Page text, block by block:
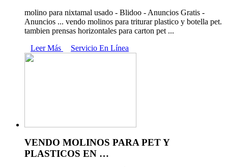
molino para nixtamal usado - Blidoo - Anuncios Gratis -
Anuncios ... vendo molinos para triturar plastico y botella pet.
tambien prensas horizontales para carton pet ...
Leer Más
Servicio En Línea
VENDO MOLINOS PARA PET Y
PLASTICOS EN …